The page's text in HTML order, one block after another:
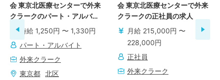
会 東京北医療センターで外来
クラークのパート・アルバイ
トの求人
時給 1,250円 〜 1,330円
パート・アルバイト
外来クラーク
東京都 北区
会 東京北医療センターで外来
クラークの正社員の求人
月給 215,000円 〜
228,000円
正社員
外来クラーク